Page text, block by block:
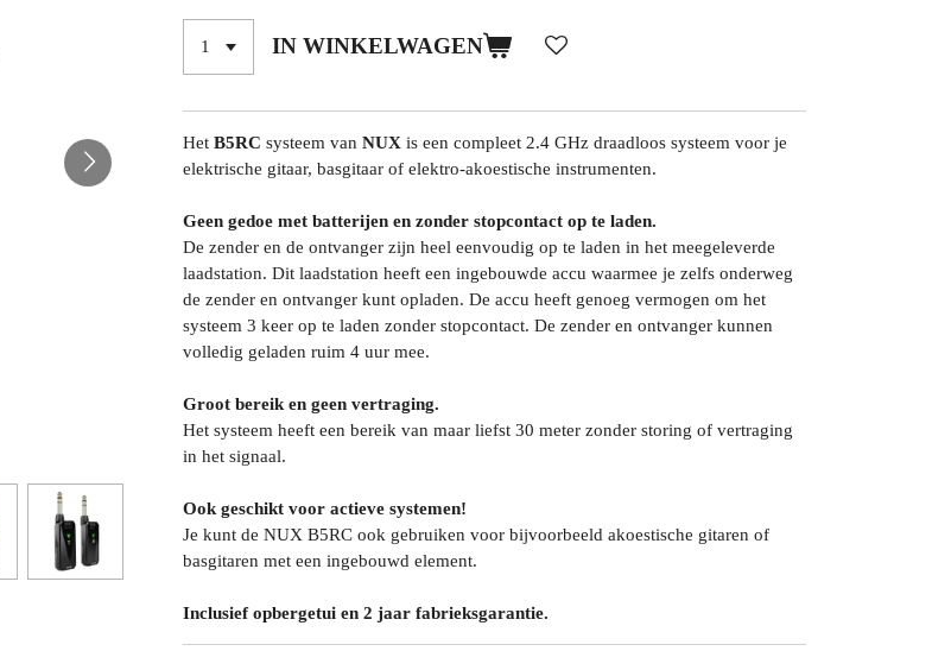
IN WINKELWAGEN
Het B5RC systeem van NUX is een compleet 2.4 GHz draadloos systeem voor je
elektrische gitaar, basgitaar of elektro-akoestische instrumenten.
Geen gedoe met batterijen en zonder stopcontact op te laden.
De zender en de ontvanger zijn heel eenvoudig op te laden in het meegeleverde
laadstation. Dit laadstation heeft een ingebouwde accu waarmee je zelfs onderweg
de zender en ontvanger kunt opladen. De accu heeft genoeg vermogen om het
systeem 3 keer op te laden zonder stopcontact. De zender en ontvanger kunnen
volledig geladen ruim 4 uur mee.
Groot bereik en geen vertraging.
Het systeem heeft een bereik van maar liefst 30 meter zonder storing of vertraging
in het signaal.
Ook geschikt voor actieve systemen!
Je kunt de NUX B5RC ook gebruiken voor bijvoorbeeld akoestische gitaren of
basgitaren met een ingebouwd element.
Inclusief opbergetui en 2 jaar fabrieksgarantie.